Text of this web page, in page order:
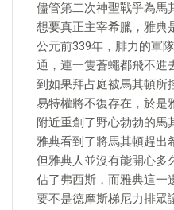
儘管第二次神聖戰爭為馬
想要真正主宰希臘，雅典
公元前339年，腓力的軍
通，連一隻蒼蠅都飛不進
到如果拜占庭被馬其頓所
易特權將不復存在，於是
附近重創了野心勃勃的馬
雅典看到了將馬其頓趕出
但雅典人並沒有能開心多
佔了弗西斯，而雅典這一
要不是德摩斯梯尼力排眾